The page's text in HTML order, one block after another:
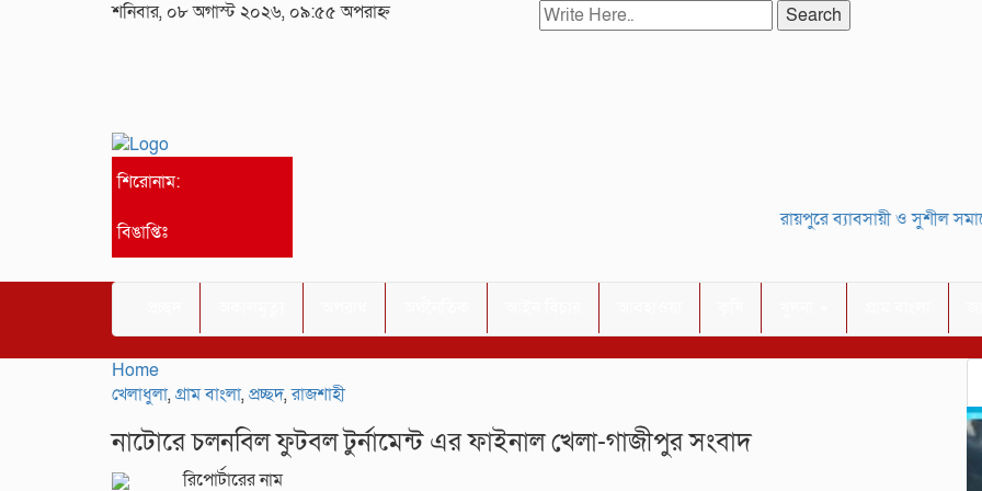
শনিবার, ০৮ অগাস্ট ২০২৬, ০৯:৫৫ অপরাহ্ন Search
শিরোনাম:
বিঙাপ্তিঃ
রায়পুরে ব্যাবসায়ী ও সুশীল সমাজের
Home
খেলাধুলা,গ্রাম বাংলা,প্রচ্ছদ,রাজশাহী
নাটোরে চলনবিল ফুটবল টুর্নামেন্ট এর ফাইনাল খেলা-গাজীপুর সংবাদ
রিপোর্টারের নাম